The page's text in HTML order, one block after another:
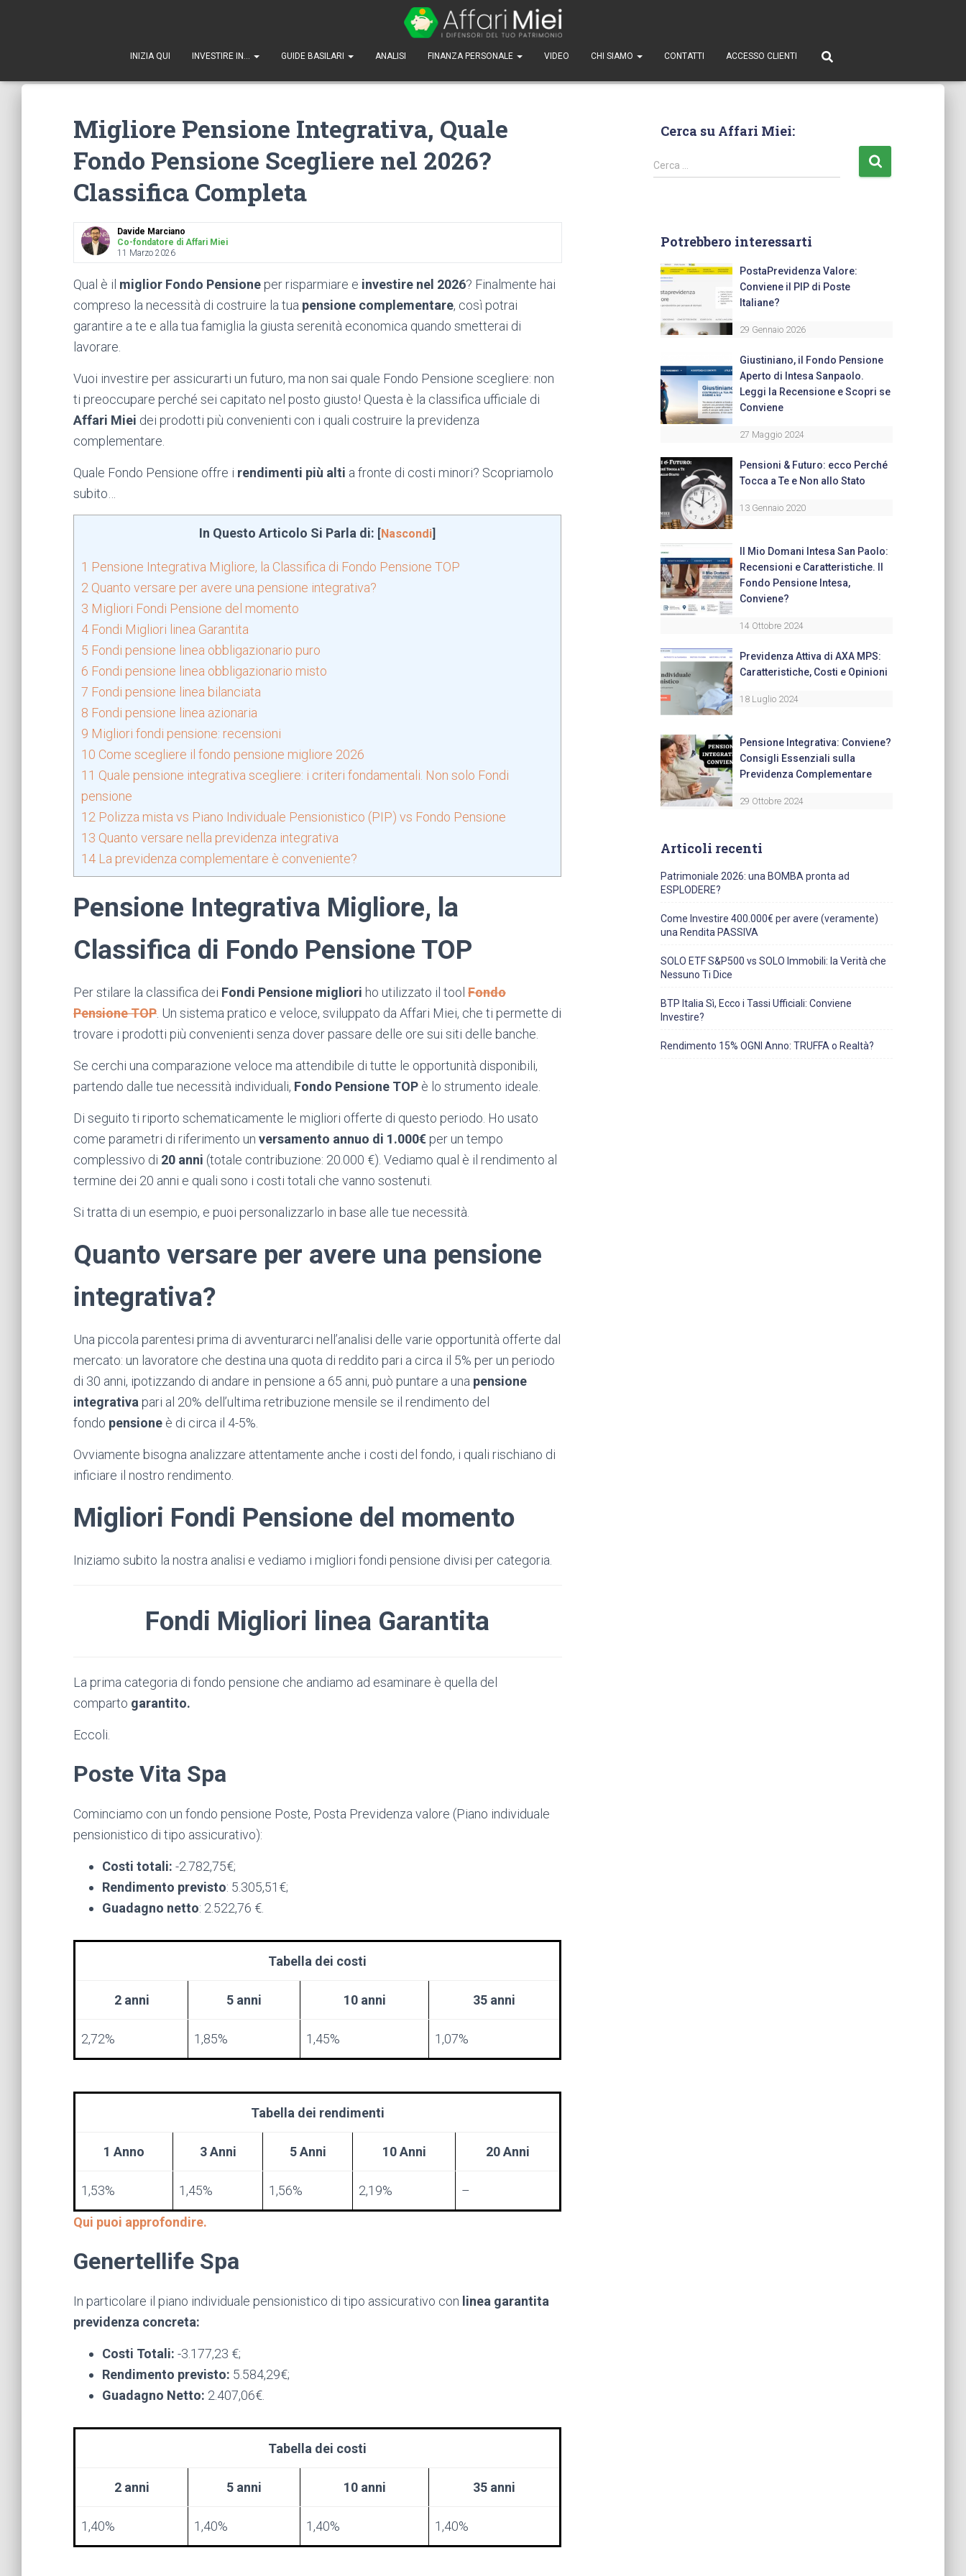
INIZIA QUI INVESTIRE IN… GUIDE BASILARI ANALISI FINANZA PERSONALE VIDEO CHI SIAMO CONTATTI ACCESSO CLIENTI
Migliore Pensione Integrativa, Quale
Fondo Pensione Scegliere nel 2026?
Classifica Completa
Davide Marciano
Co-fondatore di Affari Miei
11 Marzo 2026
Qual è il miglior Fondo Pensione per risparmiare e investire nel 2026? Finalmente hai
compreso la necessità di costruire la tua pensione complementare, così potrai
garantire a te e alla tua famiglia la giusta serenità economica quando smetterai di
lavorare.
Vuoi investire per assicurarti un futuro, ma non sai quale Fondo Pensione scegliere: non
ti preoccupare perché sei capitato nel posto giusto! Questa è la classifica ufficiale di
Affari Miei dei prodotti più convenienti con i quali costruire la previdenza
complementare.
Quale Fondo Pensione offre i rendimenti più alti a fronte di costi minori? Scopriamolo
subito…
In Questo Articolo Si Parla di: [Nascondi]
1 Pensione Integrativa Migliore, la Classifica di Fondo Pensione TOP
2 Quanto versare per avere una pensione integrativa?
3 Migliori Fondi Pensione del momento
4 Fondi Migliori linea Garantita
5 Fondi pensione linea obbligazionario puro
6 Fondi pensione linea obbligazionario misto
7 Fondi pensione linea bilanciata
8 Fondi pensione linea azionaria
9 Migliori fondi pensione: recensioni
10 Come scegliere il fondo pensione migliore 2026
11 Quale pensione integrativa scegliere: i criteri fondamentali. Non solo Fondi
pensione
12 Polizza mista vs Piano Individuale Pensionistico (PIP) vs Fondo Pensione
13 Quanto versare nella previdenza integrativa
14 La previdenza complementare è conveniente?
Pensione Integrativa Migliore, la
Classifica di Fondo Pensione TOP
Per stilare la classifica dei Fondi Pensione migliori ho utilizzato il tool Fondo
Pensione TOP. Un sistema pratico e veloce, sviluppato da Affari Miei, che ti permette di
trovare i prodotti più convenienti senza dover passare delle ore sui siti delle banche.
Se cerchi una comparazione veloce ma attendibile di tutte le opportunità disponibili,
partendo dalle tue necessità individuali, Fondo Pensione TOP è lo strumento ideale.
Di seguito ti riporto schematicamente le migliori offerte di questo periodo. Ho usato
come parametri di riferimento un versamento annuo di 1.000€ per un tempo
complessivo di 20 anni (totale contribuzione: 20.000 €). Vediamo qual è il rendimento al
termine dei 20 anni e quali sono i costi totali che vanno sostenuti.
Si tratta di un esempio, e puoi personalizzarlo in base alle tue necessità.
Quanto versare per avere una pensione
integrativa?
Una piccola parentesi prima di avventurarci nell’analisi delle varie opportunità offerte dal
mercato: un lavoratore che destina una quota di reddito pari a circa il 5% per un periodo
di 30 anni, ipotizzando di andare in pensione a 65 anni, può puntare a una pensione
integrativa pari al 20% dell’ultima retribuzione mensile se il rendimento del
fondo pensione è di circa il 4-5%.
Ovviamente bisogna analizzare attentamente anche i costi del fondo, i quali rischiano di
inficiare il nostro rendimento.
Migliori Fondi Pensione del momento
Iniziamo subito la nostra analisi e vediamo i migliori fondi pensione divisi per categoria.
Fondi Migliori linea Garantita
La prima categoria di fondo pensione che andiamo ad esaminare è quella del
comparto garantito.
Eccoli.
Poste Vita Spa
Cominciamo con un fondo pensione Poste, Posta Previdenza valore (Piano individuale
pensionistico di tipo assicurativo):
Costi totali: -2.782,75€;
Rendimento previsto: 5.305,51€;
Guadagno netto: 2.522,76 €.
Tabella dei costi
2 anni 5 anni 10 anni 35 anni
2,72% 1,85% 1,45% 1,07%
Tabella dei rendimenti
1 Anno 3 Anni 5 Anni 10 Anni 20 Anni
1,53% 1,45% 1,56% 2,19% –
Qui puoi approfondire.
Genertellife Spa
In particolare il piano individuale pensionistico di tipo assicurativo con linea garantita
previdenza concreta:
Costi Totali: -3.177,23 €;
Rendimento previsto: 5.584,29€;
Guadagno Netto: 2.407,06€.
Tabella dei costi
2 anni 5 anni 10 anni 35 anni
1,40% 1,40% 1,40% 1,40%
Cerca su Affari Miei:
Cerca …
Potrebbero interessarti
PostaPrevidenza Valore:
Conviene il PIP di Poste
Italiane?
29 Gennaio 2026
Giustiniano, il Fondo Pensione
Aperto di Intesa Sanpaolo.
Leggi la Recensione e Scopri se
Conviene
27 Maggio 2024
Pensioni & Futuro: ecco Perché
Tocca a Te e Non allo Stato
13 Gennaio 2020
Il Mio Domani Intesa San Paolo:
Recensioni e Caratteristiche. Il
Fondo Pensione Intesa,
Conviene?
14 Ottobre 2024
Previdenza Attiva di AXA MPS:
Caratteristiche, Costi e Opinioni
18 Luglio 2024
Pensione Integrativa: Conviene?
Consigli Essenziali sulla
Previdenza Complementare
29 Ottobre 2024
Articoli recenti
Patrimoniale 2026: una BOMBA pronta ad
ESPLODERE?
Come Investire 400.000€ per avere (veramente)
una Rendita PASSIVA
SOLO ETF S&P500 vs SOLO Immobili: la Verità che
Nessuno Ti Dice
BTP Italia Sì, Ecco i Tassi Ufficiali: Conviene
Investire?
Rendimento 15% OGNI Anno: TRUFFA o Realtà?